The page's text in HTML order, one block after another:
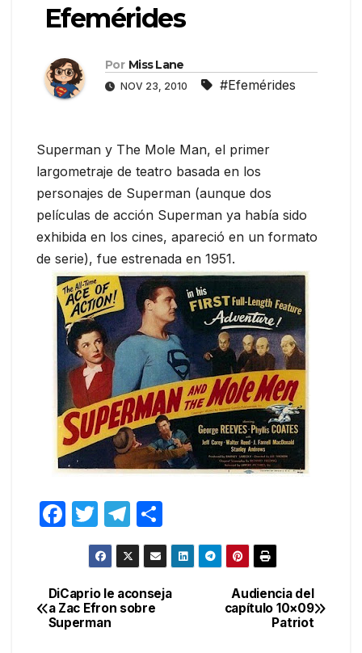
Efemérides
Por Miss Lane
NOV 23, 2010 #Efemérides
Superman y The Mole Man, el primer
largometraje de teatro basada en los
personajes de Superman (aunque dos
películas de acción Superman ya había sido
exhibida en los cines, apareció en un formato
de serie), fue estrenada en 1951.
F
e
b
T
w
itt
er
T
el
e
gr
a
o
m
p
Navegación
de
Audiencia del
capítulo 10×09
Patriot
DiCaprio le aconseja
a Zac Efron sobre
Superman